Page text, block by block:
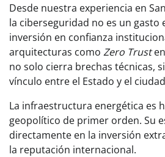
Desde nuestra experiencia en
la ciberseguridad no es un gasto
inversión en confianza
arquitecturas como Zero Trust
no solo cierra brechas técnicas,
vínculo entre el Estado y el
La infraestructura energética es
geopolítico de primer orden. Su
directamente en la inversión
la reputación internacional.